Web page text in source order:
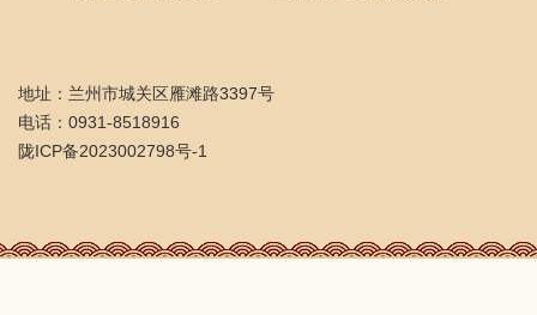
地址：兰州市城关区雁滩路3397号
电话：0931-8518916
陇ICP备2023002798号-1